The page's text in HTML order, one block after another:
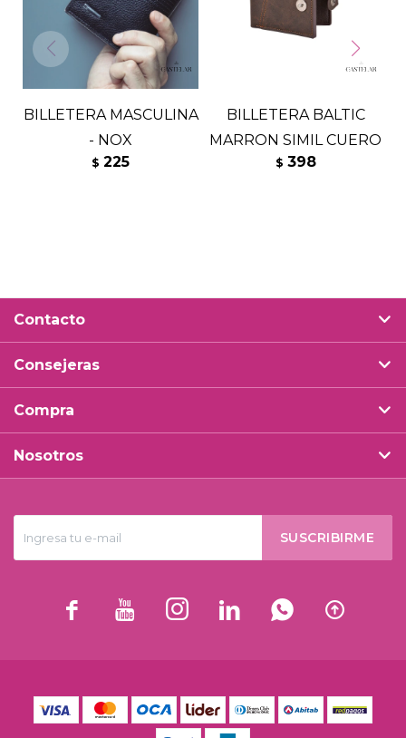
BILLETERA MASCULINA
- NOX
$ 225
BILLETERA BALTIC
MARRON SIMIL CUERO
$ 398
SUSCRIBIRME
     
Contacto
Consejeras
Compra
Nosotros